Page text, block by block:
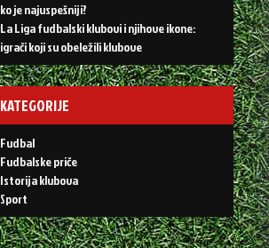
ko je najuspešniji?
La Liga fudbalski klubovi i njihove ikone:
igrači koji su obeležili klubove
KATEGORIJE
Fudbal
Fudbalske priče
Istorija klubova
Sport